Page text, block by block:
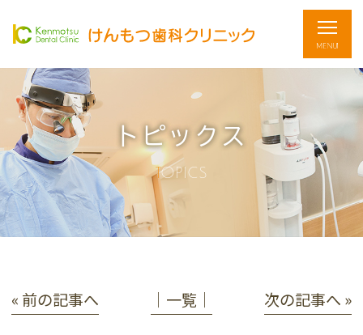
トピックス
TOPICS
« 前の記事へ │一覧│ 次の記事へ »